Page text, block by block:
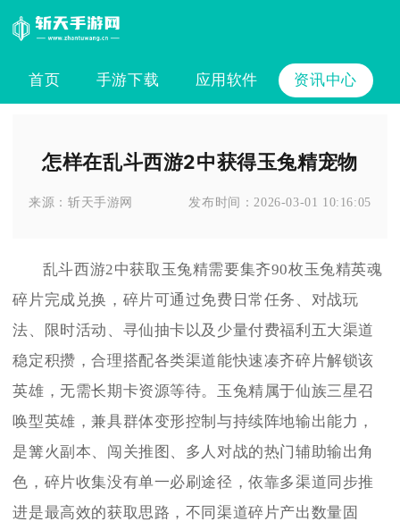
首页 手游下载 应用软件 资讯中心
怎样在乱斗西游2中获得玉兔精宠物
来源：斩天手游网 发布时间： 2026-03-01 10:16:05
乱斗西游2中获取玉兔精需要集齐90枚玉兔精英魂
碎片完成兑换，碎片可通过免费日常任务、对战玩
法、限时活动、寻仙抽卡以及少量付费福利五大渠道
稳定积攒，合理搭配各类渠道能快速凑齐碎片解锁该
英雄，无需长期卡资源等待。玉兔精属于仙族三星召
唤型英雄，兼具群体变形控制与持续阵地输出能力，
是篝火副本、闯关推图、多人对战的热门辅助输出角
色，碎片收集没有单一必刷途径，依靠多渠道同步推
进是最高效的获取思路，不同渠道碎片产出数量固